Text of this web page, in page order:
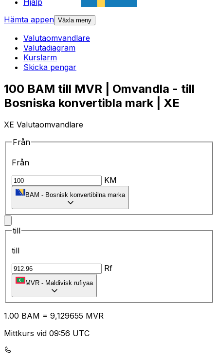
Hjälp
Hämta appen Växla meny
Valutaomvandlare
Valutadiagram
Kurslarm
Skicka pengar
100 BAM till MVR | Omvandla - till
Bosniska konvertibla mark | XE
XE Valutaomvandlare
Från
Från
KM
BAM - Bosnisk konvertibilna marka
till
till
Rf
MVR - Maldivisk rufiyaa
1.00 BAM = 9,129655 MVR
Mittkurs vid 09:56 UTC